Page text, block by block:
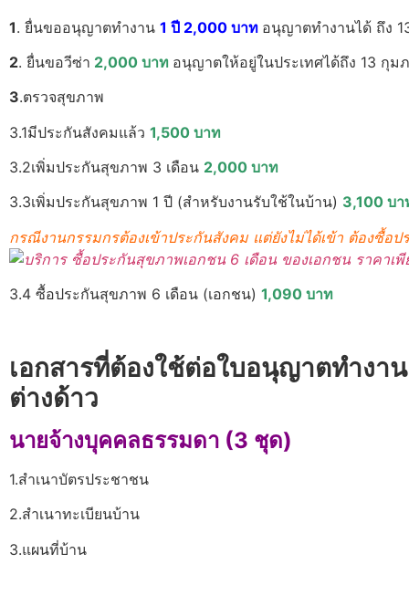
1. ยื่นขออนุญาตทำงาน 1 ปี 2,000 บาท อนุญาตทำงานได้ ถึง
2. ยื่นขอวีซ่า 2,000 บาท อนุญาตให้อยู่ในประเทศได้ถึง 13 กุม
3.ตรวจสุขภาพ
3.1มีประกันสังคมแล้ว 1,500 บาท
3.2เพิ่มประกันสุขภาพ 3 เดือน 2,000 บาท
3.3เพิ่มประกันสุขภาพ 1 ปี (สำหรับงานรับใช้ในบ้าน) 3,100 บา
กรณีงานกรรมกรต้องเข้าประกันสังคม แต่ยังไม่ได้เข้า ต้องซื้อป
3.4 ซื้อประกันสุขภาพ 6 เดือน (เอกชน) 1,090 บาท
เอกสารที่ต้องใช้ต่อใบอนุญาตทำงา
ต่างด้าว
นายจ้างบุคคลธรรมดา (3 ชุด)
1.สำเนาบัตรประชาชน
2.สำเนาทะเบียนบ้าน
3.แผนที่บ้าน